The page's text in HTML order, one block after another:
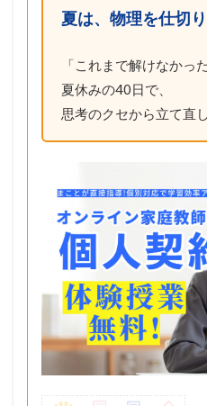
夏は、物理を仕切り
「これまで解けなかっ
夏休みの40日で、
思考のクセから立て直